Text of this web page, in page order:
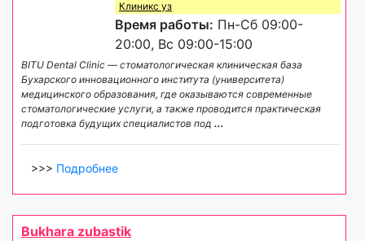
Клиникс уз
Время работы: Пн-Сб 09:00-
20:00, Вс 09:00-15:00
BITU Dental Clinic — стоматологическая клиническая база
Бухарского инновационного института (университета)
медицинского образования, где оказываются современные
стоматологические услуги, а также проводится практическая
подготовка будущих специалистов под ...
>>> Подробнее
Bukhara zubastik